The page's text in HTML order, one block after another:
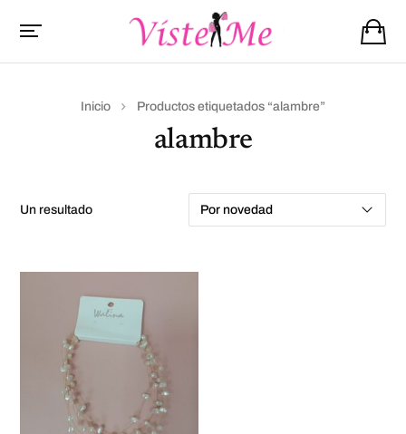
Inicio Productos etiquetados “alambre”
alambre
un resultado